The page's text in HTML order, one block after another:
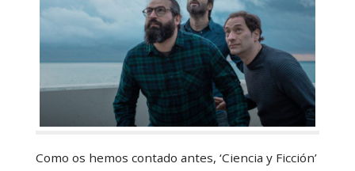
Como os hemos contado antes, ‘Ciencia y Ficción’